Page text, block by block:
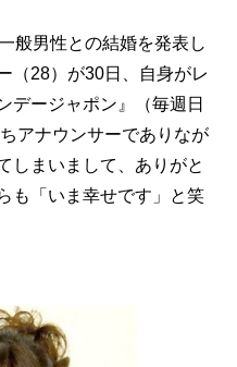
般男性との結婚を発表し
（28）が30日、自身がレ
デージャポン』（毎週日
アナウンサーでありなが
しまいまして、ありがと
も「いま幸せです」と笑